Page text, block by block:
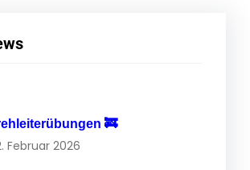
🚒
Februar 2026